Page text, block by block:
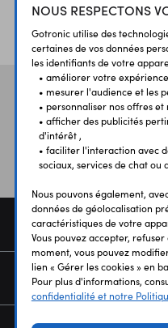
SCOLAIRES
Vos avis
NOUS RESPECTONS
Gotronic utilise des
certaines de vos données
les identifiants de votre
• améliorer votre
• mesurer l'audience et les
• personnaliser nos offres
• afficher des publicités
d'intérêt ,
• faciliter l'interaction avec
sociaux, services de chat ou
Nous pouvons également,
données de géolocalisation
caractéristiques de votre
Vous pouvez accepter,
moment, vous pouvez
lien « Gérer les cookies » en
Pour plus d'informations,
confidentialité et notre